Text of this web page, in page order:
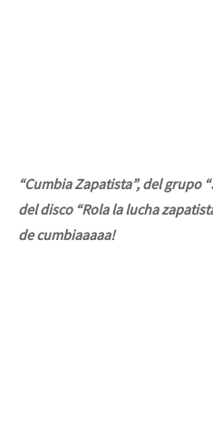
“Cumbia Zapatista”, del grupo
del disco “Rola la lucha
de cumbiaaaaa!